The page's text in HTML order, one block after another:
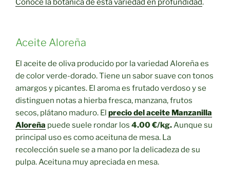
Conoce la botánica de esta variedad en profundidad.
Aceite Aloreña
El aceite de oliva producido por la variedad Aloreña es
de color verde-dorado. Tiene un sabor suave con tonos
amargos y picantes. El aroma es frutado verdoso y se
distinguen notas a hierba fresca, manzana, frutos
secos, plátano maduro. El precio del aceite Manzanilla
Aloreña puede suele rondar los 4.00 €/kg.Aunque su
principal uso es como aceituna de mesa. La
recolección suele se a mano por la delicadeza de su
pulpa. Aceituna muy apreciada en mesa.